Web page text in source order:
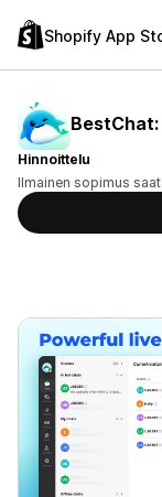
Shopify App
Hinnoittelu
Ilmainen sopimus